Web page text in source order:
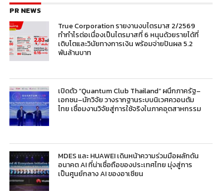
PR NEWS
True Corporation รายงานงบไตรมาส 2/2569
ทำกำไรต่อเนื่องเป็นไตรมาสที่ 6 หนุนด้วยรายได้ที่
เติบโตและวินัยทางการเงิน พร้อมจ่ายปันผล 5.2
พันล้านบาท
เปิดตัว “Quantum Club Thailand” ผนึกภาครัฐ–
เอกชน–นักวิจัย วางรากฐานระบบนิเวศควอนตัม
ไทย เชื่อมงานวิจัยสู่การใช้จริงในภาคอุตสาหกรรม
MDES และ HUAWEI เดินหน้าความร่วมมือผลักดัน
อนาคต AI ที่น่าเชื่อถือของประเทศไทย มุ่งสู่การ
เป็นศูนย์กลาง AI ของอาเซียน